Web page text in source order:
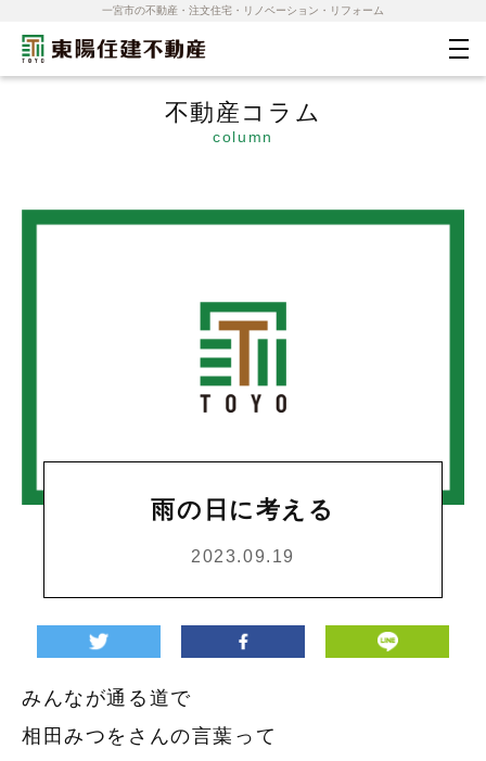
一宮市の不動産・注文住宅・リノベーション・リフォーム
不動産コラム
column
雨の日に考える
2023.09.19
みんなが通る道で
相田みつをさんの言葉って